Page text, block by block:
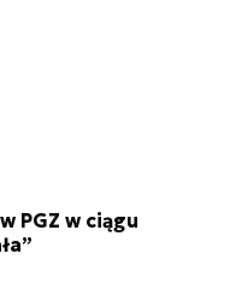
PGZ w ciągu